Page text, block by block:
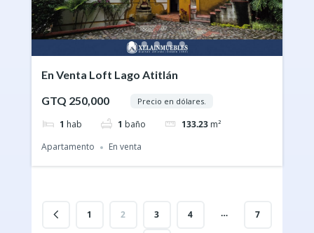
En Venta Loft Lago Atitlán
GTQ 250,000
Precio en dólares.
1 hab 1 baño 133.23 m²
Apartamento
En venta
1 2 3 4 … 7